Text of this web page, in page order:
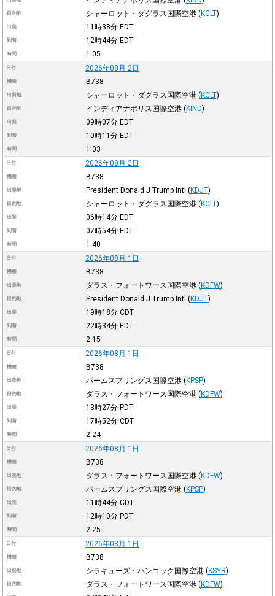
目的地 シャーロット・ダグラス国際空港 (KCLT)
出発 11時38分 EDT
到着 12時44分 EDT
時間 1:05
日付 2026年08月 2日
機種 B738
出発地 シャーロット・ダグラス国際空港 (KCLT)
目的地 インディアナポリス国際空港 (KIND)
出発 09時07分 EDT
到着 10時11分 EDT
時間 1:03
日付 2026年08月 2日
機種 B738
出発地 President Donald J Trump Intl (KDJT)
目的地 シャーロット・ダグラス国際空港 (KCLT)
出発 06時14分 EDT
到着 07時54分 EDT
時間 1:40
日付 2026年08月 1日
機種 B738
出発地 ダラス・フォートワース国際空港 (KDFW)
目的地 President Donald J Trump Intl (KDJT)
出発 19時18分 CDT
到着 22時34分 EDT
時間 2:15
日付 2026年08月 1日
機種 B738
出発地 パームスプリングス国際空港 (KPSP)
目的地 ダラス・フォートワース国際空港 (KDFW)
出発 13時27分 PDT
到着 17時52分 CDT
時間 2:24
日付 2026年08月 1日
機種 B738
出発地 ダラス・フォートワース国際空港 (KDFW)
目的地 パームスプリングス国際空港 (KPSP)
出発 11時44分 CDT
到着 12時10分 PDT
時間 2:25
日付 2026年08月 1日
機種 B738
出発地 シラキューズ・ハンコック国際空港 (KSYR)
目的地 ダラス・フォートワース国際空港 (KDFW)